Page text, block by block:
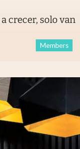
crecer, solo van
Members